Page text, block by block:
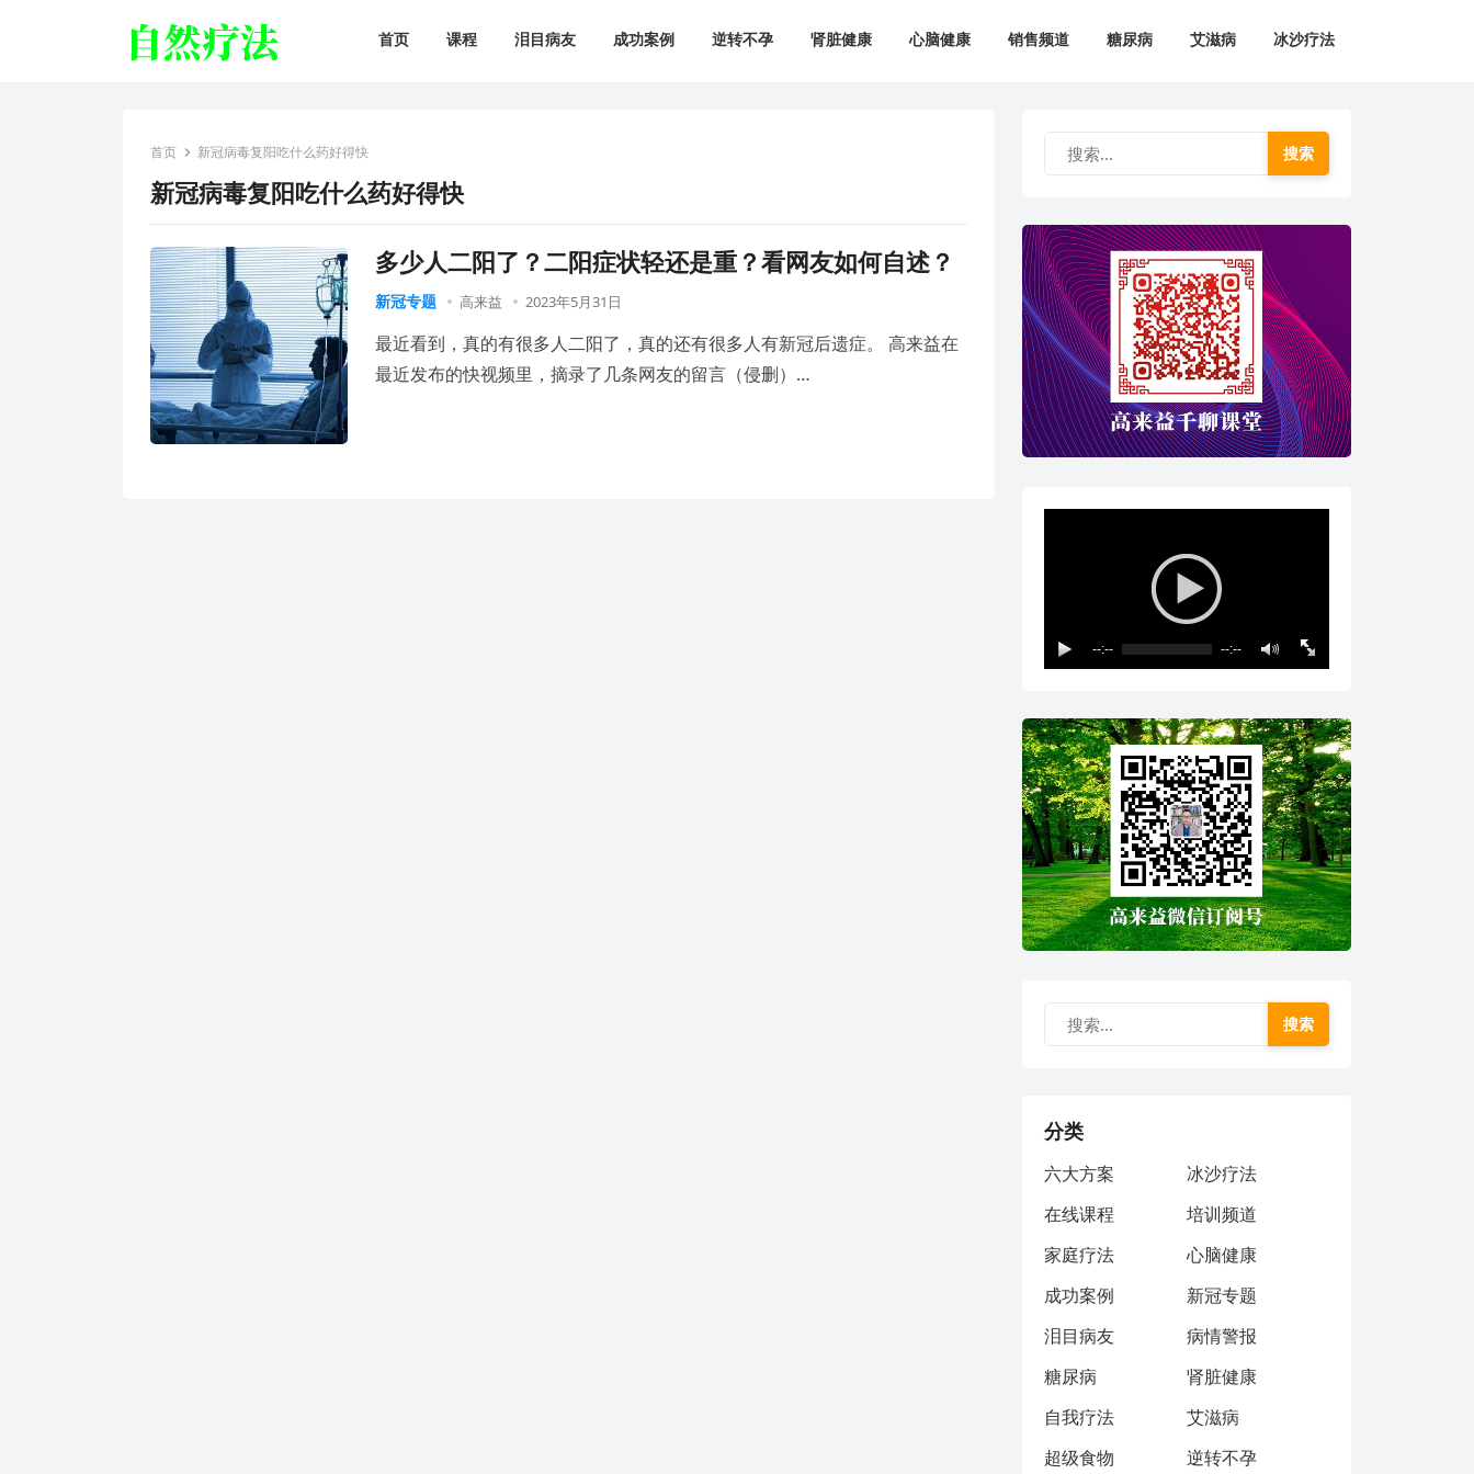
首页 课程 泪目病友 成功案例 逆转不孕 肾脏健康 心脑健康 销售频道 糖尿病 艾滋病 冰沙疗法
首页 新冠病毒复阳吃什么药好得快
新冠病毒复阳吃什么药好得快
多少人二阳了？二阳症状轻还是重？看网友如何自述？
新冠专题 高来益 2023年5月31日
最近看到，真的有很多人二阳了，真的还有很多人有新冠后遗症。 高来益在
最近发布的快视频里，摘录了几条网友的留言（侵删）…
搜索
--:-- --:--
搜索
分类
六大方案
冰沙疗法
在线课程
培训频道
家庭疗法
心脑健康
成功案例
新冠专题
泪目病友
病情警报
糖尿病
肾脏健康
自我疗法
艾滋病
超级食物
逆转不孕